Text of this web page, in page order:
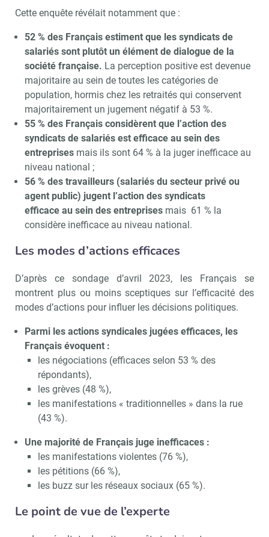
Cette enquête révélait notamment que :
52 % des Français estiment que les syndicats de
salariés sont plutôt un élément de dialogue de la
société française. La perception positive est devenue
majoritaire au sein de toutes les catégories de
population, hormis chez les retraités qui conservent
majoritairement un jugement négatif à 53 %.
55 % des Français considèrent que l’action des
syndicats de salariés est efficace au sein des
entreprisesmais ils sont 64 % à la juger inefficace au
niveau national ;
56 % des travailleurs (salariés du secteur privé ou
agent public) jugent l’action des syndicats
efficace au sein des entreprisesmais 61 % la
considère inefficace au niveau national.
Les modes d’actions efficaces
D’après ce sondage d’avril 2023, les Français se
montrent plus ou moins sceptiques sur l’efficacité des
modes d’actions pour influer les décisions politiques.
Parmi les actions syndicales jugées efficaces, les
Français évoquent :
les négociations (efficaces selon 53 % des
répondants),
les grèves (48 %),
les manifestations « traditionnelles » dans la rue
(43 %).
Une majorité de Français juge inefficaces :
les manifestations violentes (76 %),
les pétitions (66 %),
les buzz sur les réseaux sociaux (65 %).
Le point de vue de l’experte